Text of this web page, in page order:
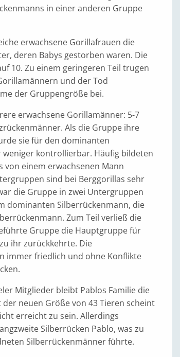
in einer anderen Gruppe
erwachsene Gorillafrauen die
deren Babys gestorben waren. Die
10. Zu einem geringeren Teil trugen
und der Tod
der Gruppengröße bei.
erwachsene Gorillamänner: 5-7
Als die Gruppe ihre
sie für den dominanten
kontrollierbar. Häufig bildeten
von einem erwachsenen Mann
sind bei Berggorillas sehr
die Gruppe in zwei Untergruppen
dominanten Silberrückenmann, die
Zum Teil verließ die
Gruppe die Hauptgruppe für
ihr zurückkehrte. Die
immer friedlich und ohne Konflikte
Mitglieder bleibt Pablos Familie die
neuen Größe von 43 Tieren scheint
erreicht zu sein. Allerdings
Silberrücken Pablo, was zu
Silberrückenmänner führte.